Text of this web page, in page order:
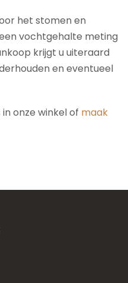
het stomen en
vochtgehalte meting
krijgt u uiteraard
en eventueel
onze winkel of maak